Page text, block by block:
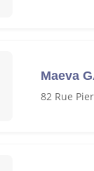
Maeva
82 Rue